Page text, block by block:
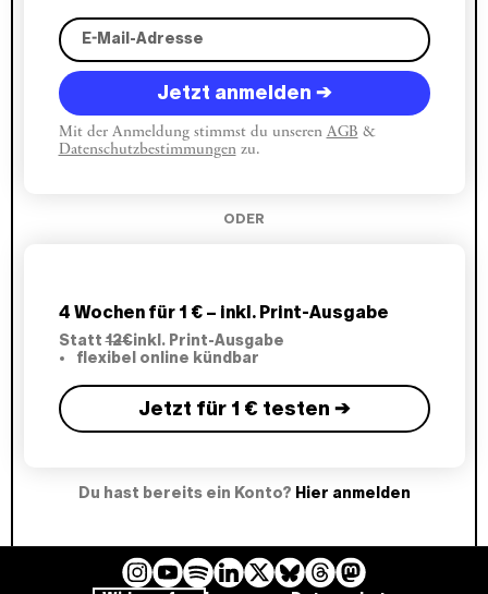
Jetzt anmelden →
Mit der Anmeldung stimmst du unseren AGB &
Datenschutzbestimmungenzu.
ODER
4 Wochen für 1 € – inkl. Print-Ausgabe
Statt12€inkl. Print-Ausgabe
flexibel online kündbar
Jetzt für 1 € testen →
Du hast bereits ein Konto? Hier anmelden
I Y S L B T M